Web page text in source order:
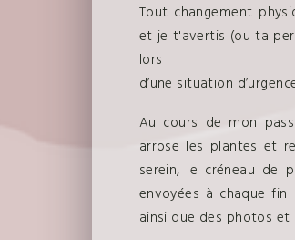
Tout changement
et je t'avertis (ou ta
lors
d’une situation
Au cours de mon
arrose les plantes et
serein, le créneau de
envoyées à chaque
ainsi que des photos